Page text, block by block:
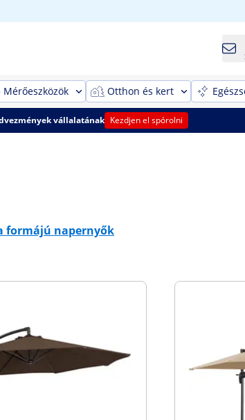
Mérőeszközök Otthon és kert
vállalatának Kezdjen el spórolni
formájú napernyők